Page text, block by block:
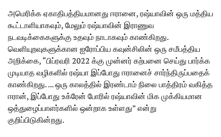
அமெரிக்க ஏகாதிபத்தியமானது ஈரானை, ரஷ்யாவின் ஒரு மத்திய
கூட்டாளியாகவும், மேலும் ரஷ்யாவின் இராணுவ
நடவடிக்கைகளுக்கு உதவும் நாடாகவும் காண்கிறது.
வெளியுறவுகளுக்கான ஐரோப்பிய கவுன்சிலின் ஒரு சமீபத்திய
அறிக்கை, “பிப்ரவரி 2022 க்கு முன்னர் கற்பனை செய்து பார்க்க
முடியாத வழிகளில் ரஷ்யா இப்போது ஈரானைச் சார்ந்திருப்பதைக்
காண்கிறது. ... ஒரு காலத்தில் இரண்டாம் நிலை பாத்திரம் வகித்த
ஈரான், இப்போது உக்ரேன் போரில் ரஷ்யாவின் மிக முக்கியமான
ஒத்துழைப்பாளர்களில் ஒன்றாக உள்ளது” என்று
குறிப்பிடுகின்றது.